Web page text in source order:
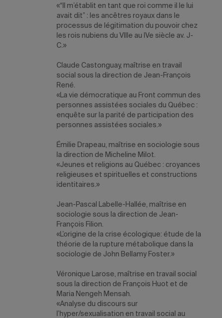
«“Il m’établit en tant que roi comme il le lui
avait dit” : les ancêtres royaux dans le
processus de légitimation du pouvoir chez
les rois nubiens du VIIIe au IVe siècle av. J-
C.»
Claude Castonguay, maîtrise en travail
social sous la direction de Jean-François
René.
«La vie démocratique au Front commun des
personnes assistées sociales du Québec :
enquête sur la parité de participation des
personnes assistées sociales.»
Émilie Drapeau , maîtrise en sociologie sous
la direction de Micheline Milot.
«Jeunes et religions au Québec : croyances
religieuses et spirituelles et constructions
identitaires.»
Jean-Pascal Labelle-Hallée , maîtrise en
sociologie sous la direction de Jean-
François Filion.
«L’origine de la crise écologique: étude de la
théorie de la rupture métabolique dans la
sociologie de John Bellamy Foster.»
Véronique Larose , maîtrise en travail social
sous la direction de François Huot et de
Maria Nengeh Mensah.
«Analyse du discours sur
l’hyper/sexualisation en travail social au